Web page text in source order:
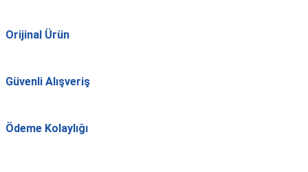
Orijinal Ürün
Güvenli Alışveriş
Ödeme Kolaylığı